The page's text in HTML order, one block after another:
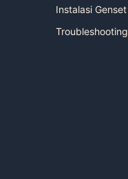
Instalasi Genset
Troubleshooting